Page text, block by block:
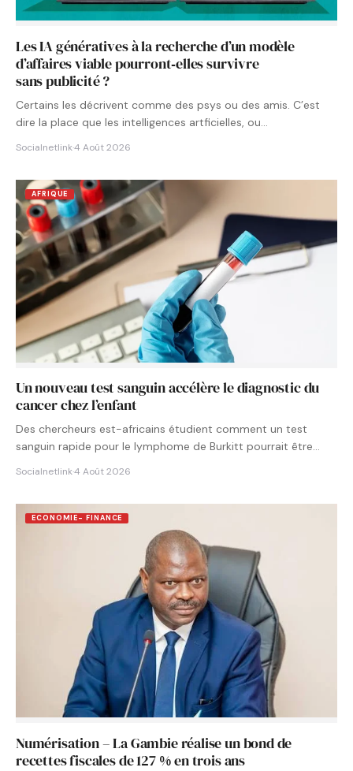
Les IA génératives à la recherche d’un modèle
d’affaires viable pourront‑elles survivre
sans publicité ?
Certains les décrivent comme des psys ou des amis. C’est
dire la place que les intelligences artficielles, ou…
Socialnetlink·4 Août 2026
AFRIQUE
Un nouveau test sanguin accélère le diagnostic du
cancer chez l’enfant
Des chercheurs est-africains étudient comment un test
sanguin rapide pour le lymphome de Burkitt pourrait être
Socialnetlink·4 Août 2026
ECONOMIE- FINANCE
Numérisation – La Gambie réalise un bond de
recettes fiscales de 127 % en trois ans